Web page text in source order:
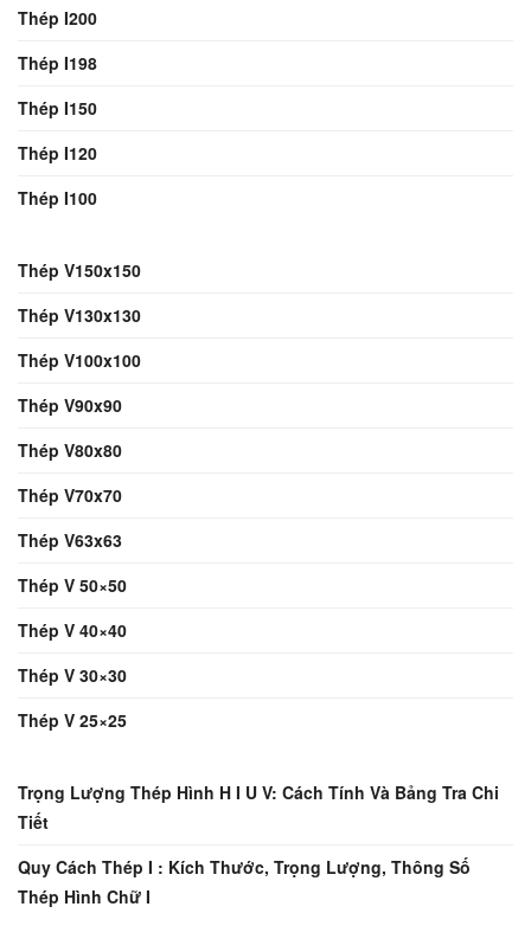
Thép I200
Thép I198
Thép I150
Thép I120
Thép I100
Thép V150x150
Thép V130x130
Thép V100x100
Thép V90x90
Thép V80x80
Thép V70x70
Thép V63x63
Thép V 50×50
Thép V 40×40
Thép V 30×30
Thép V 25×25
Trọng Lượng Thép Hình H I U V: Cách Tính Và Bảng Tra Chi
Tiết
Quy Cách Thép I : Kích Thước, Trọng Lượng, Thông Số
Thép Hình Chữ I